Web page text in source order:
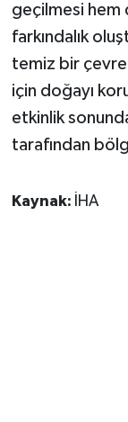
geçilmesi hem
farkındalık
temiz bir
için doğayı
etkinlik
tarafından
Kaynak: İHA